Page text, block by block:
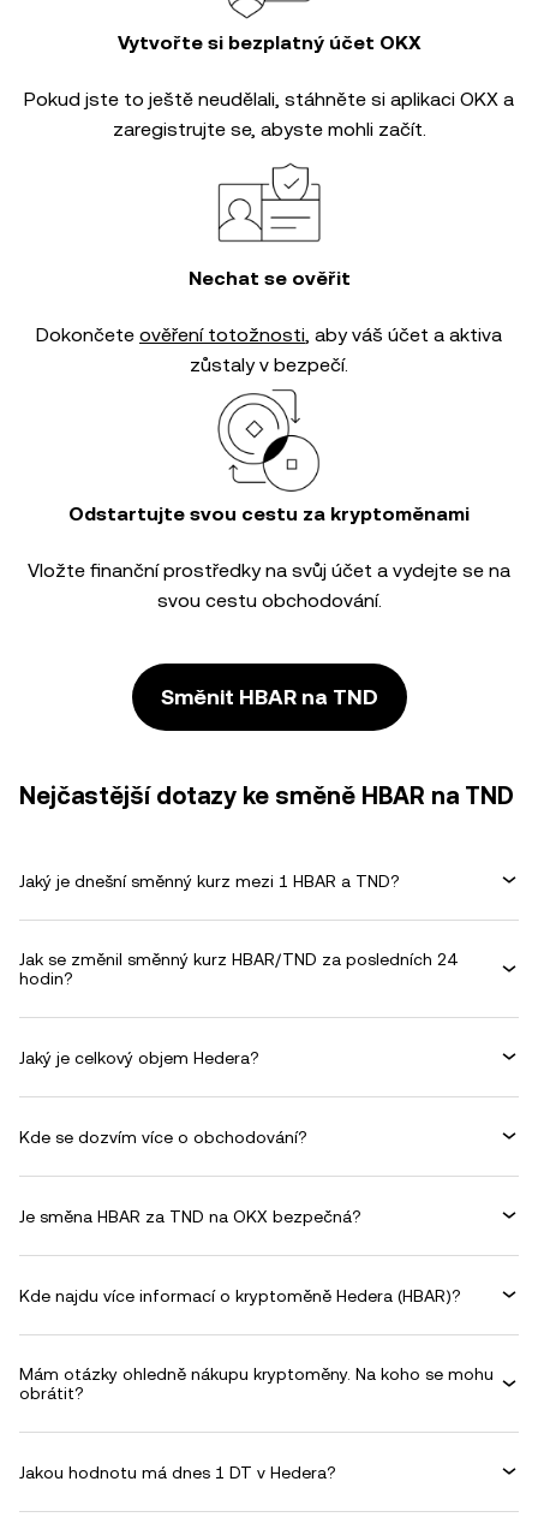
Vytvořte si bezplatný účet OKX
Pokud jste to ještě neudělali, stáhněte si aplikaci OKX a
zaregistrujte se, abyste mohli začít.
Nechat se ověřit
Dokončete ověření totožnosti, aby váš účet a aktiva
zůstaly v bezpečí.
Odstartujte svou cestu za kryptoměnami
Vložte finanční prostředky na svůj účet a vydejte se na
svou cestu obchodování.
Směnit HBAR na TND
Nejčastější dotazy ke směně HBAR na TND
Jaký je dnešní směnný kurz mezi 1 HBAR a TND?
Jak se změnil směnný kurz HBAR/TND za posledních 24
hodin?
Jaký je celkový objem Hedera?
Kde se dozvím více o obchodování?
Je směna HBAR za TND na OKX bezpečná?
Kde najdu více informací o kryptoměně Hedera (HBAR)?
Mám otázky ohledně nákupu kryptoměny. Na koho se mohu
obrátit?
Jakou hodnotu má dnes 1 DT v Hedera?